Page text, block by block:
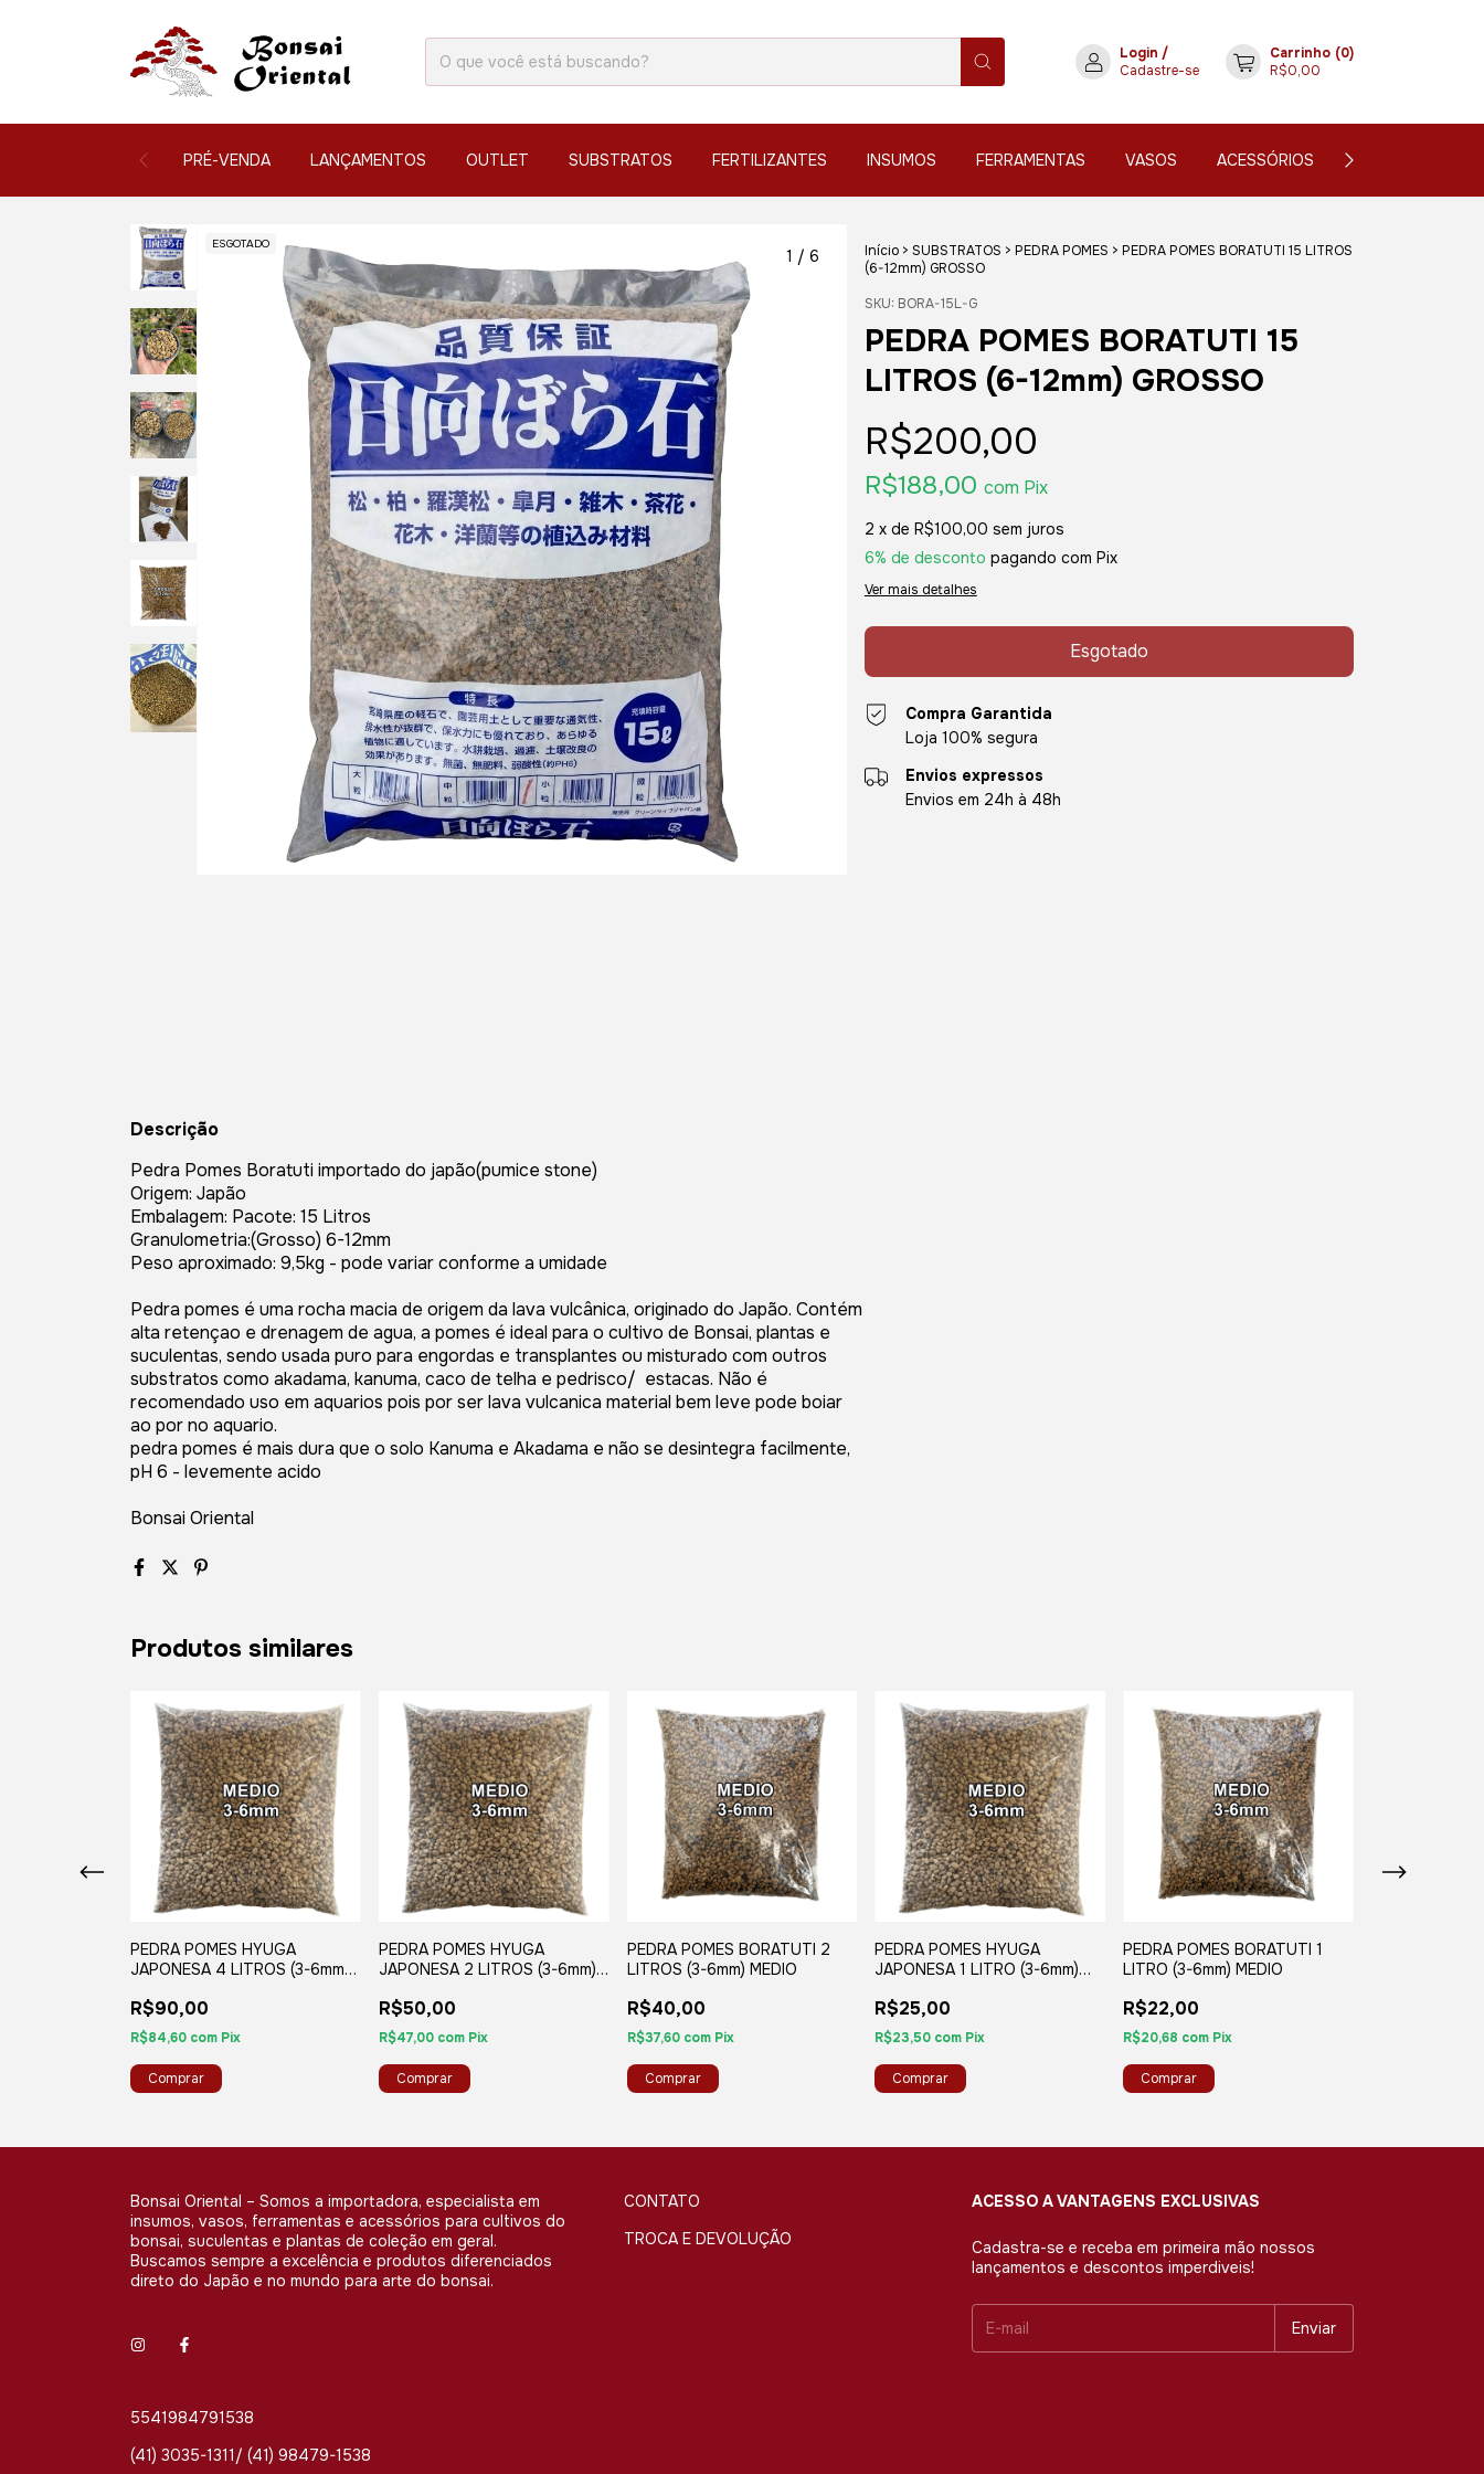
Login /
Cadastre-se
Carrinho (0)
R$0,00
PRÉ-VENDA LANÇAMENTOS OUTLET SUBSTRATOS FERTILIZANTES INSUMOS FERRAMENTAS VASOS ACESSÓRIOS
ESGOTADO
1 / 6 Início > SUBSTRATOS > PEDRA POMES > PEDRA POMES BORATUTI 15 LITROS
(6-12mm) GROSSO
SKU: BORA-15L-G
PEDRA POMES BORATUTI 15
LITROS (6-12mm) GROSSO
R$200,00
R$188,00 com Pix
2 x de R$100,00 sem juros
6% de desconto pagando com Pix
Ver mais detalhes
Compra Garantida
Loja 100% segura
Envios expressos
Envios em 24h à 48h
Descrição
Pedra Pomes Boratuti importado do japão(pumice stone)
Origem: Japão
Embalagem: Pacote: 15 Litros
Granulometria:(Grosso) 6-12mm
Peso aproximado: 9,5kg - pode variar conforme a umidade
Pedra pomes é uma rocha macia de origem da lava vulcânica, originado do Japão. Contém
alta retençao e drenagem de agua, a pomes é ideal para o cultivo de Bonsai, plantas e
suculentas, sendo usada puro para engordas e transplantes ou misturado com outros
substratos como akadama, kanuma, caco de telha e pedrisco/ estacas. Não é
recomendado uso em aquarios pois por ser lava vulcanica material bem leve pode boiar
ao por no aquario.
pedra pomes é mais dura que o solo Kanuma e Akadama e não se desintegra facilmente,
pH 6 - levemente acido
Bonsai Oriental
Produtos similares
PEDRA POMES HYUGA
JAPONESA 4 LITROS (3-6mm)
R$90,00
R$84,60 com Pix
PEDRA POMES HYUGA
JAPONESA 2 LITROS (3-6mm)
R$50,00
R$47,00 com Pix
PEDRA POMES BORATUTI 2
LITROS (3-6mm) MEDIO
R$40,00
R$37,60 com Pix
PEDRA POMES HYUGA
JAPONESA 1 LITRO (3-6mm)
R$25,00
R$23,50 com Pix
PEDRA POMES BORATUTI 1
LITRO (3-6mm) MEDIO
R$22,00
R$20,68 com Pix
Bonsai Oriental – Somos a importadora, especialista em
insumos, vasos, ferramentas e acessórios para cultivos do
bonsai, suculentas e plantas de coleção em geral.
Buscamos sempre a excelência e produtos diferenciados
direto do Japão e no mundo para arte do bonsai.
5541984791538
(41) 3035-1311/ (41) 98479-1538
CONTATO
TROCA E DEVOLUÇÃO
ACESSO A VANTAGENS EXCLUSIVAS
Cadastra-se e receba em primeira mão nossos
lançamentos e descontos imperdiveis!